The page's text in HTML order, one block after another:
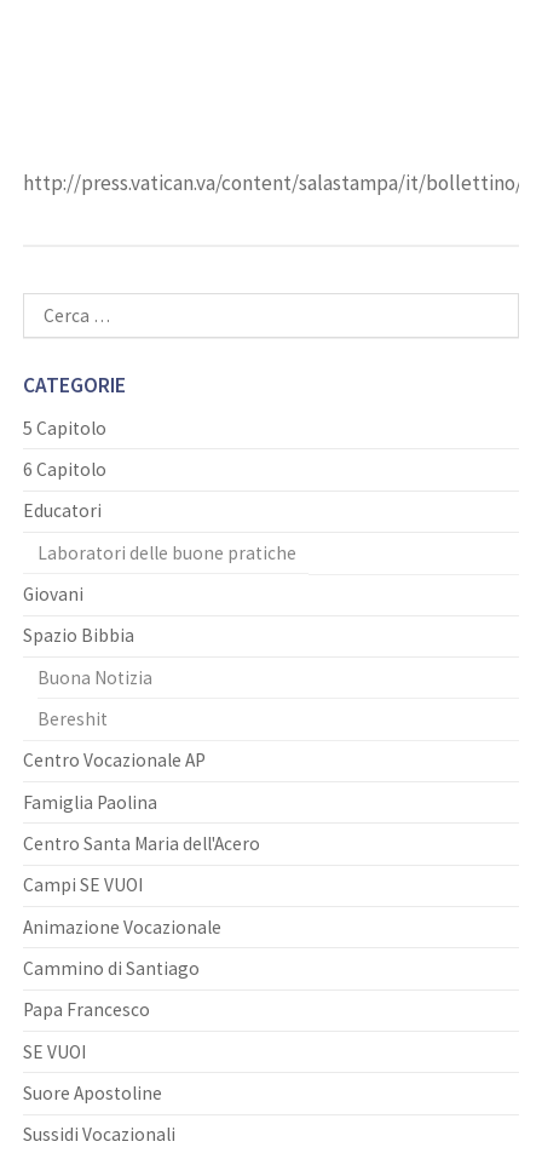
http://press.vatican.va/content/salastampa/it/bollettino/
per:
CATEGORIE
5 Capitolo
6 Capitolo
Educatori
Laboratori delle buone pratiche
Giovani
Spazio Bibbia
Buona Notizia
Bereshit
Centro Vocazionale AP
Famiglia Paolina
Centro Santa Maria dell'Acero
Campi SE VUOI
Animazione Vocazionale
Cammino di Santiago
Papa Francesco
SE VUOI
Suore Apostoline
Sussidi Vocazionali